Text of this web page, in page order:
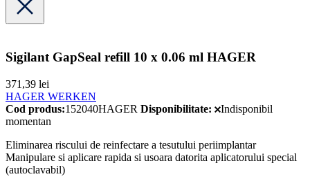
Sigilant GapSeal refill 10 x 0.06 ml HAGER
371,39 lei
HAGER WERKEN
Cod produs:152040HAGER Disponibilitate:
Indisponibil
momentan
Eliminarea riscului de reinfectare a tesutului periimplantar
Manipulare si aplicare rapida si usoara datorita aplicatorului special
(autoclavabil)